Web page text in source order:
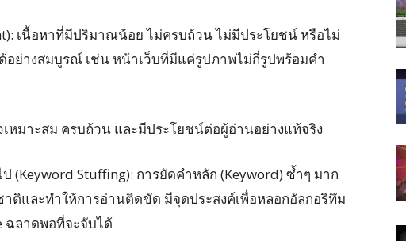
เนื้อหาที่มีปริมาณน้อย ไม่ครบถ้วน ไม่มีประโยชน์ หรือไม่
อย่างสมบูรณ์ เช่น หน้าเว็บที่มีแค่รูปภาพไม่กี่รูปพร้อมคำ
หมาะสม ครบถ้วน และมีประโยชน์ต่อผู้อ่านอย่างแท้จริง
(Keyword Stuffing): การยัดคำหลัก (Keyword) ซ้ำๆ มาก
าติและทำให้การอ่านติดขัด มีจุดประสงค์เพื่อหลอกอัลกอริทึม
ฉลาดพอที่จะจับได้